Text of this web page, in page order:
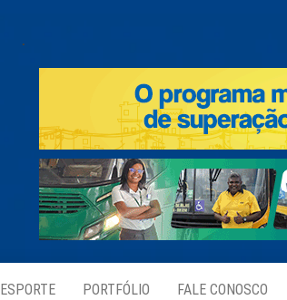
.
ESPORTE PORTFÓLIO FALE CONOSCO